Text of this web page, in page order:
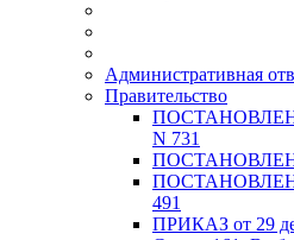
Административная
Правительство
N 731
491
ПРИКАЗ от 29